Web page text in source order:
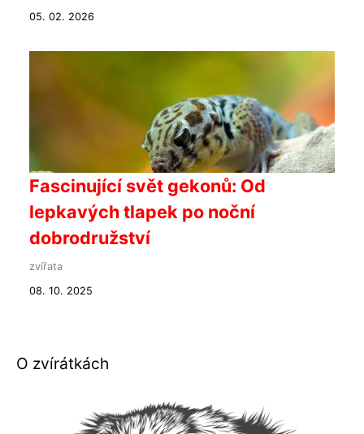
05. 02. 2026
Fascinující svět gekonů: Od
lepkavých tlapek po noční
dobrodružství
zvířata
08. 10. 2025
O zvírátkách